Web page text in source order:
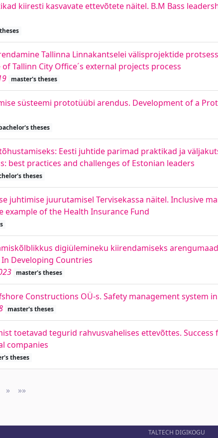
kiiresti kasvavate ettevõtete näitel. B.M Bass
Tallinna Linnakantselei välisprojektide
Tallinn City Office´s external projects process
master's theses
süsteemi prototüübi arendus. Development of a
theses
Eesti juhtide parimad praktikad ja
best practices and challenges of Estonian leaders
theses
juhtimise juurutamisel Tervisekassa näitel. Inclusive
example of the Health Insurance Fund
digiülemineku kiirendamiseks
Developing Countries
master's theses
Constructions OÜ-s. Safety management system
master's theses
toetavad tegurid rahvusvahelises ettevõttes.
companies
theses
» Next
»»
TALTECH DIGIKOGU